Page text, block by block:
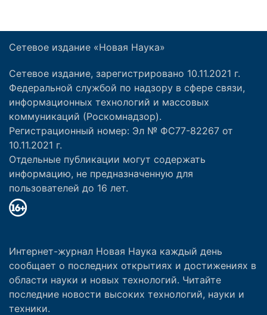
Сетевое издание «Новая Наука»
Сетевое издание, зарегистрировано 10.11.2021 г.
Федеральной службой по надзору в сфере связи,
информационных технологий и массовых
коммуникаций (Роскомнадзор).
Регистрационный номер: Эл № ФС77-82267 от
10.11.2021 г.
Отдельные публикации могут содержать
информацию, не предназначенную для
пользователей до 16 лет.
Интернет-журнал Новая Наука каждый день
сообщает о последних открытиях и достижениях в
области науки и новых технологий. Читайте
последние новости высоких технологий, науки и
техники.